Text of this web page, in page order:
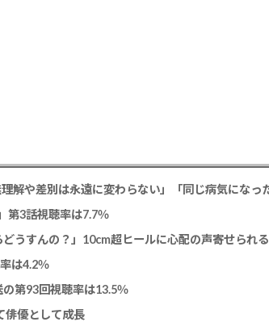
第3話視聴率は7.7％
うすんの？」10cm超ヒールに心配の声寄せられる
は4.2％
第93回視聴率は13.5％
俳優として成長